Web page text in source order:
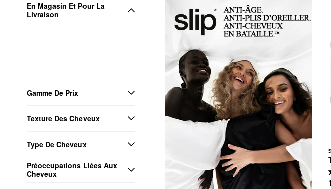
En Magasin Et Pour La
Livraison
Gamme De Prix
Texture Des Cheveux
Type De Cheveux
Préoccupations Liées Aux
Cheveux